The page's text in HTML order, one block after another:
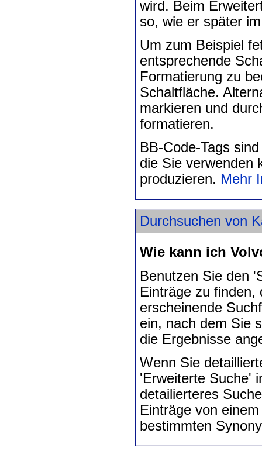
wird. Beim
so, wie er später
Um zum Beispiel
entsprechende
Formatierung zu
Schaltfläche.
markieren und
formatieren.
BB-Code-Tags
die Sie verwenden
produzieren. Mehr
Durchsuchen von
Wie kann ich
Benutzen Sie den
Einträge zu finden,
erscheinende
ein, nach dem Sie
die Ergebnisse
Wenn Sie
'Erweiterte Suche'
detailierteres
Einträge von
bestimmten